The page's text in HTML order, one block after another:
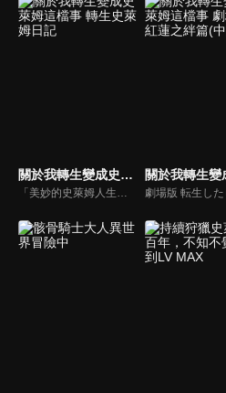
關於我轉生變成史萊姆這檔事 轉生史萊姆日記
「美妙的史萊姆人生！」累積銷售量突破五十萬冊的高人氣外傳四格漫畫『轉生史萊姆日記』，這次成為轉生史萊姆外傳系列首部TV動畫化的作品！描繪了許多利姆路和坦派斯特的夥伴們詼諧幽默的日常生活，「史萊姆人生系」轉生娛樂大作即將登場。